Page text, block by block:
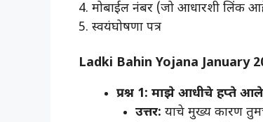
4. मोबाईल नंबर (जो आधारशी लिंक
5. स्वयंघोषणा पत्र
Ladki Bahin Yojana January
प्रश्न 1: माझे आधीचे हप्ते
उत्तर: याचे मुख्य कारण